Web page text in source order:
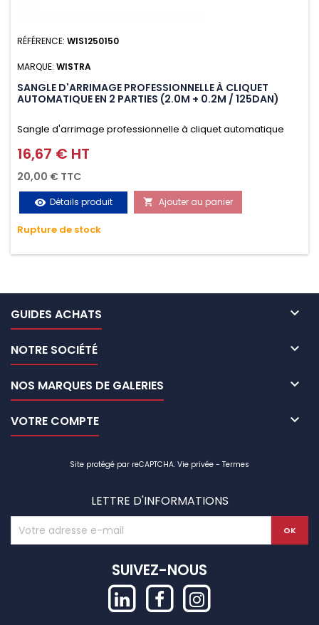
RÉFÉRENCE: WIS1250150
MARQUE: WISTRA
SANGLE D'ARRIMAGE PROFESSIONNELLE À CLIQUET
AUTOMATIQUE EN 2 PARTIES (2.0M + 0.2M / 125DAN)
Sangle d'arrimage professionnelle à cliquet automatique
avec crochet S en 2 parties (2.0M + 0.2M / 125daN), simple et
rapide d'utilisation. Permet d'arrimer et de sécuriser
vos chargements pendant le transport. Matière polyester
très résistante aux UV et aux variations de températures,
n'absorbe pas l'eau.
Prix
16,67 € HT
20,00 € TTC
visibility Détails produit  Ajouter au panier
Rupture de stock
GUIDES ACHATS 
NOTRE SOCIÉTÉ 
NOS MARQUES DE GALERIES 
VOTRE COMPTE 
Site protégé par reCAPTCHA. Vie privée - Termes
LETTRE D'INFORMATIONS
SUIVEZ-NOUS